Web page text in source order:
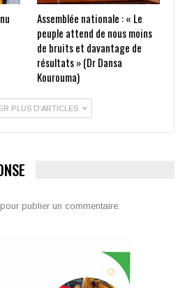
Assemblée nationale : « Le
peuple attend de nous moins
de bruits et davantage de
résultats » (Dr Dansa
Kourouma)
PLUS D'ARTICLES
pour publier un commentaire.